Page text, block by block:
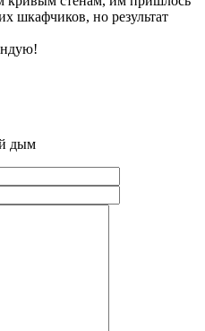
шкафчиков, но результат
дым